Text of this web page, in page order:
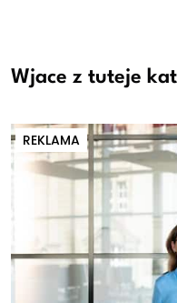
Wjace z tuteje
REKLAMA